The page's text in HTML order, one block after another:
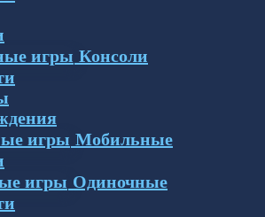
Консоли
Мобильные
Одиночные